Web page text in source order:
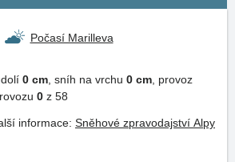
Počasí Marilleva
0 cm , sníh na vrchu 0 cm , provoz
0 z 58
informace: Sněhové zpravodajství Alpy